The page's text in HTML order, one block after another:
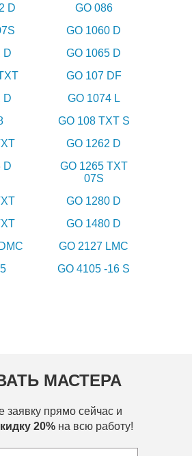
D
GO 086
GO 1060 D
D
GO 1065 D
GO 107 DF
D
GO 1074 L
GO 108 TXT S
GO 1262 D
D
GO 1265 TXT
07S
GO 1280 D
GO 1480 D
GO 2127 LMC
GO 4105 -16 S
МАСТЕРА
заявку прямо сейчас и
20% на всю работу!